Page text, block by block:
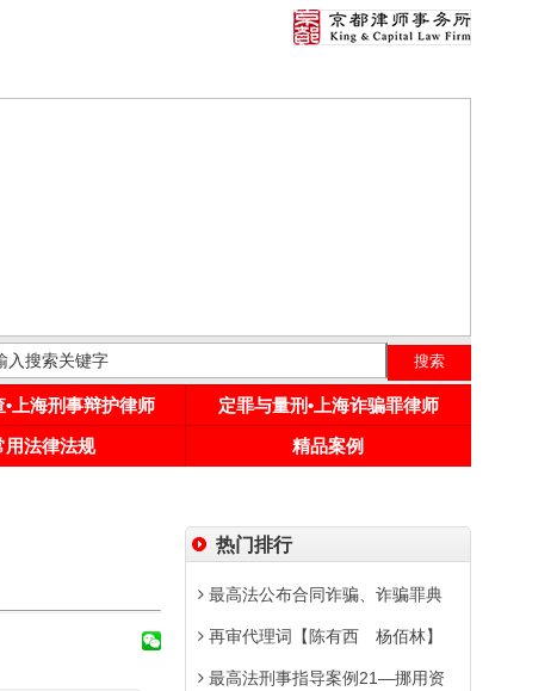
•上海刑事辩护律师
定罪与量刑•上海诈骗罪律师
用法律法规 精品案例
热门排行
最高法公布合同诈骗、诈骗罪典
再审代理词【陈有西 杨佰林】
最高法刑事指导案例21—挪用资